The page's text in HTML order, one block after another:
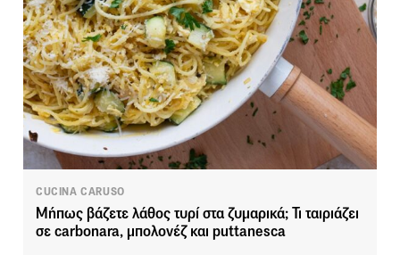
CUCINA CARUSO
Μήπως βάζετε λάθος τυρί στα ζυμαρικά; Τι ταιριάζει
σε carbonara, μπολονέζ και puttanesca